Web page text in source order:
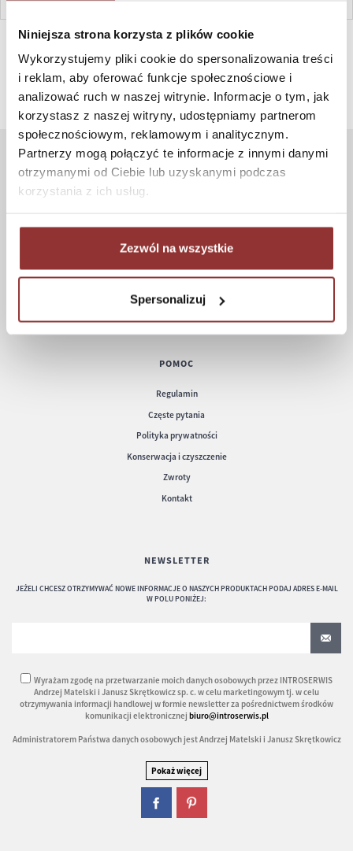
Niniejsza strona korzysta z plików cookie
Wykorzystujemy pliki cookie do spersonalizowania treści
i reklam, aby oferować funkcje społecznościowe i
analizować ruch w naszej witrynie. Informacje o tym, jak
korzystasz z naszej witryny, udostępniamy partnerom
społecznościowym, reklamowym i analitycznym.
Partnerzy mogą połączyć te informacje z innymi danymi
otrzymanymi od Ciebie lub uzyskanymi podczas
korzystania z ich usług.
Zezwól na wszystkie
Spersonalizuj
SZYBKI KONTAKT PN-PT, 8-16, +48 698 291 992, +48 608
ZAKUPY
Czas realizacji zamówienia
Formy płatności
POMOC
Regulamin
Częste pytania
Polityka prywatności
Konserwacja i czyszczenie
Zwroty
Kontakt
NEWSLETTER
JEŻELI CHCESZ OTRZYMYWAĆ NOWE INFORMACJE O NASZYCH PRODUKTACH PODAJ ADRES E-MAIL
W POLU PONIŻEJ:
Wyrażam zgodę na przetwarzanie moich danych osobowych przez INTROSERWIS
Andrzej Matelski i Janusz Skrętkowicz sp. c. w celu marketingowym tj. w celu
otrzymywania informacji handlowej w formie newsletter za pośrednictwem środków
komunikacji elektronicznej biuro@introserwis.pl
Administratorem Państwa danych osobowych jest Andrzej Matelski i Janusz Skrętkowicz